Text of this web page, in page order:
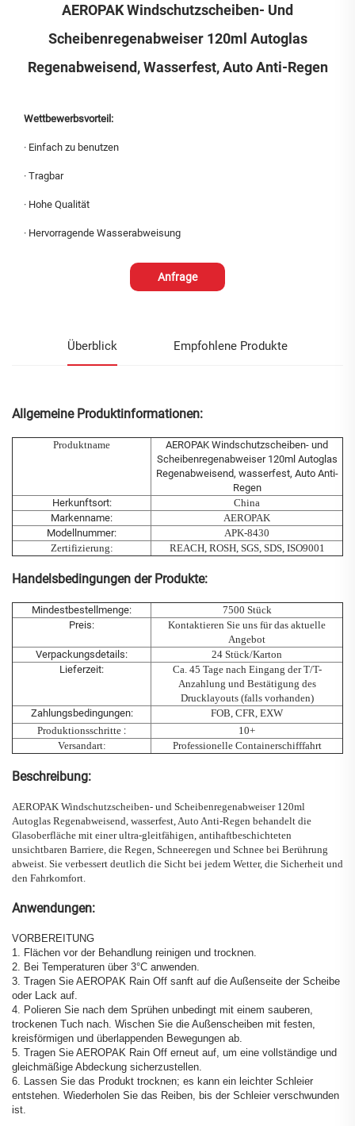
AEROPAK Windschutzscheiben- Und
Scheibenregenabweiser 120ml Autoglas
Regenabweisend, Wasserfest, Auto Anti-Regen
Wettbewerbsvorteil:
· Einfach zu benutzen
· Tragbar
· Hohe Qualität
· Hervorragende Wasserabweisung
Anfrage
Überblick Empfohlene Produkte
Allgemeine Produktinformationen:
Produktname
AEROPAK Windschutzscheiben- und
Scheibenregenabweiser 120ml Autoglas
Regenabweisend, wasserfest, Auto Anti-
Regen
Herkunftsort:
China
Markenname:
AEROPAK
Modellnummer:
APK-8430
Zertifizierung:
REACH, ROSH, SGS, SDS, ISO9001
Handelsbedingungen der Produkte:
Mindestbestellmenge:
7500 Stück
Preis:
Kontaktieren Sie uns für das aktuelle
Angebot
Verpackungsdetails:
24 Stück/Karton
Lieferzeit:
Ca. 45 Tage nach Eingang der T/T-
Anzahlung und Bestätigung des
Drucklayouts (falls vorhanden)
Zahlungsbedingungen:
FOB, CFR, EXW
Produktionsschritte :
10+
Versandart:
Professionelle Containerschifffahrt
Beschreibung:
AEROPAK Windschutzscheiben- und Scheibenregenabweiser 120ml
Autoglas Regenabweisend, wasserfest, Auto Anti-Regen behandelt die
Glasoberfläche mit einerultra-gleitfähigen, antihaftbeschichteten
unsichtbaren Barriere, die Regen, Schneeregen und Schnee bei Berührung
abweist. Sie verbessert deutlich die Sicht bei jedem Wetter, die Sicherheit und
den Fahrkomfort.
Anwendungen:
VORBEREITUNG
1. Flächen vor der Behandlung reinigen und trocknen.
2. Bei Temperaturen über 3°C anwenden.
3. Tragen Sie AEROPAK Rain Off sanft auf die Außenseite der Scheibe
oder Lack auf.
4. Polieren Sie nach dem Sprühen unbedingt mit einem sauberen,
trockenen Tuch nach. Wischen Sie die Außenscheiben mit festen,
kreisförmigen und überlappenden Bewegungen ab.
5. Tragen Sie AEROPAK Rain Off erneut auf, um eine vollständige und
gleichmäßige Abdeckung sicherzustellen.
6. Lassen Sie das Produkt trocknen; es kann ein leichter Schleier
entstehen. Wiederholen Sie das Reiben, bis der Schleier verschwunden
ist.